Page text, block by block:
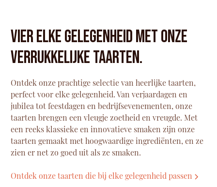
Vier elke gelegenheid met onze
verrukkelijke taarten.
Ontdek onze prachtige selectie van heerlijke taarten,
perfect voor elke gelegenheid. Van verjaardagen en
jubilea tot feestdagen en bedrijfsevenementen, onze
taarten brengen een vleugje zoetheid en vreugde. Met
een reeks klassieke en innovatieve smaken zijn onze
taarten gemaakt met hoogwaardige ingrediënten, en ze
zien er net zo goed uit als ze smaken.
Ontdek onze taarten die bij elke gelegenheid passen